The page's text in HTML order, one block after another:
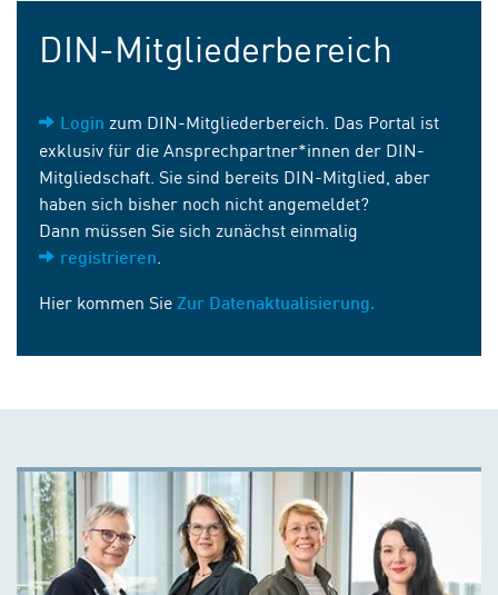
DIN-Mitgliederbereich
Login zum DIN-Mitgliederbereich. Das Portal ist
exklusiv für die Ansprechpartner*innen der DIN-
Mitgliedschaft. Sie sind bereits DIN-Mitglied, aber
haben sich bisher noch nicht angemeldet?
Dann müssen Sie sich zunächst einmalig
registrieren
Hier kommen Sie Zur Datenaktualisierung.